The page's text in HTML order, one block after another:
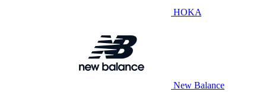
HOKA
New Balance